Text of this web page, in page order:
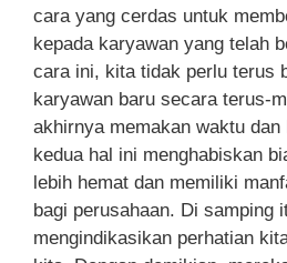
cara yang cerdas untuk
kepada karyawan yang telah
cara ini, kita tidak perlu terus
karyawan baru secara terus-
akhirnya memakan waktu dan
kedua hal ini menghabiskan
lebih hemat dan memiliki
bagi perusahaan. Di samping
mengindikasikan perhatian